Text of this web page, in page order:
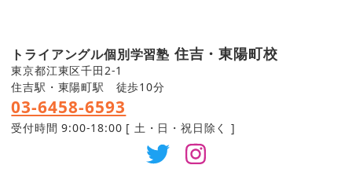
トライアングル個別学習塾 住吉・東陽町校
東京都江東区千田2-1
住吉駅・東陽町駅 徒歩10分
03-6458-6593
受付時間 9:00-18:00 [ 土・日・祝日除く ]